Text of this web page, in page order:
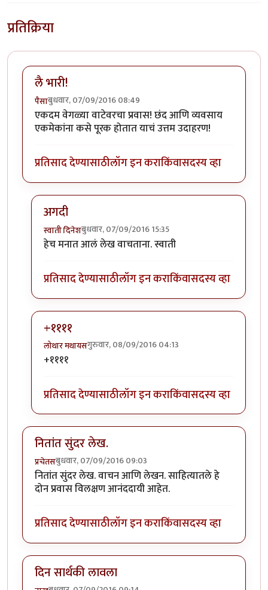
प्रतिक्रिया
लै भारी!
पैसाबुधवार, 07/09/2016 08:49
एकदम वेगळ्या वाटेवरचा प्रवास! छंद आणि व्यवसाय
एकमेकांना कसे पूरक होतात याचं उत्तम उदाहरण!
प्रतिसाद देण्यासाठीलॉग इन कराकिंवासदस्य व्हा
अगदी
स्वाती दिनेशबुधवार, 07/09/2016 15:35
In reply toलै भारी!byपैसा
हेच मनात आलं लेख वाचताना. स्वाती
प्रतिसाद देण्यासाठीलॉग इन कराकिंवासदस्य व्हा
+११११
लोथार मथायसगुरुवार, 08/09/2016 04:13
In reply to
+११११
प्रतिसाद देण्यासाठीलॉग इन कराकिंवासदस्य व्हा
नितांत सुंदर लेख.
प्रचेतसबुधवार, 07/09/2016 09:03
नितांत सुंदर लेख. वाचन आणि लेखन. साहित्यातले हे
दोन प्रवास विलक्षण आनंददायी आहेत.
प्रतिसाद देण्यासाठीलॉग इन कराकिंवासदस्य व्हा
दिन सार्थकी लावला